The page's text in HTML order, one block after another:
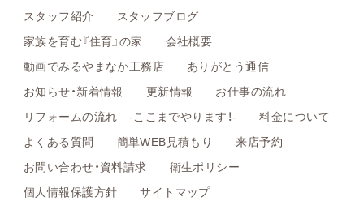
スタッフ紹介
スタッフブログ
家族を育む『住育』の家
会社概要
動画でみるやまなか工務店
ありがとう通信
お知らせ・新着情報
更新情報
お仕事の流れ
リフォームの流れ -ここまでやります！-
料金について
よくある質問
簡単WEB見積もり
来店予約
お問い合わせ・資料請求
衛生ポリシー
個人情報保護方針
サイトマップ